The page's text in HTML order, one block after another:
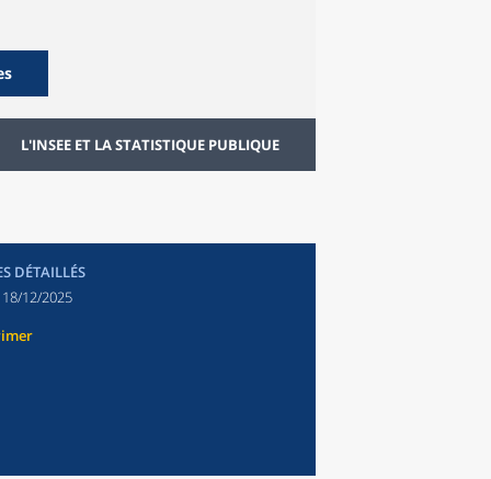
L'INSEE ET LA STATISTIQUE PUBLIQUE
DÉTAILLÉS
18/12/2025